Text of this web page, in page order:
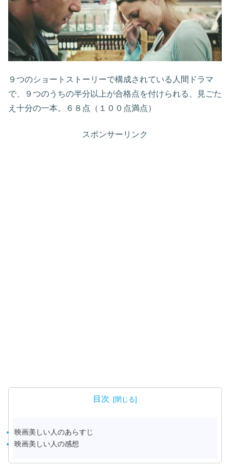
９つのショートストーリーで構成されている人間ドラマ
で、９つのうちの半分以上が合格点を付けられる、見ごた
え十分の一本。６８点（１００点満点）
スポンサーリンク
目次
映画美しい人のあらすじ
映画美しい人の感想